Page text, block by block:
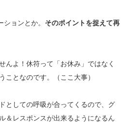
ョンとか。 そのポイントを捉えて再
んよ！休符って「お休み」ではなく
ことなのです。
（ここ大事）
としての呼吸が合ってくるので、グ
＆レスポンスが出来るようになるん